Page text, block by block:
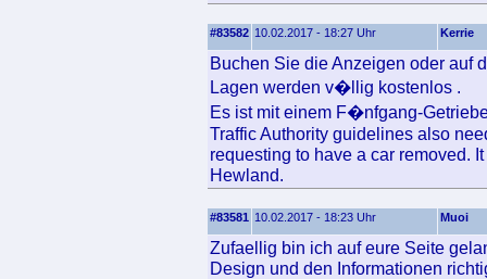
#83582 10.02.2017 - 18:27 Uhr Kerrie
Buchen Sie die Anzeigen oder auf
Lagen werden v�llig kostenlos .
Es ist mit einem F�nfgang-
Traffic Authority guidelines also
requesting to have a car removed.
Hewland.
#83581 10.02.2017 - 18:23 Uhr Muoi
Zufaellig bin ich auf eure Seite
Design und den Informationen